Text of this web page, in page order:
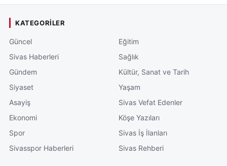
KATEGORILER
Güncel
Sivas Haberleri
Gündem
Siyaset
Asayiş
Ekonomi
Spor
Sivasspor Haberleri
Eğitim
Sağlık
Kültür, Sanat ve Tarih
Yaşam
Sivas Vefat Edenler
Köşe Yazıları
Sivas İş İlanları
Sivas Rehberi